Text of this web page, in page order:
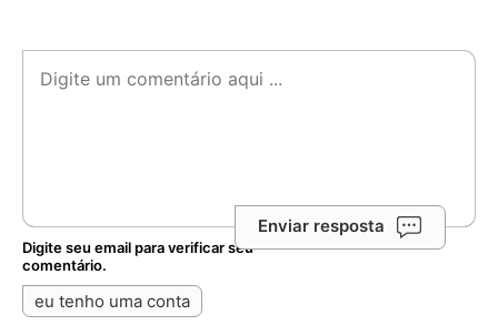
Enviar resposta
Digite seu email para verificar seu
comentário.
eu tenho uma conta